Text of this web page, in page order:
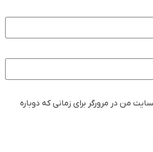
من در مرورگر برای زمانی که دوباره